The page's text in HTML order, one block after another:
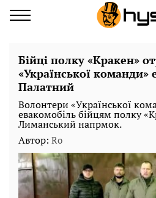
Бійці полку «Кракен»
«Української команди»
Палатний
Волонтери «Української
евакомобіль бійцям полку
Лиманський напрмок.
Автор: Ro